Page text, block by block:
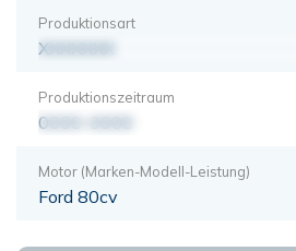
Produktionsart
XXXXXXX
Produktionszeitraum
0000-0000
Motor (Marken-Modell-Leistung)
Ford 80cv